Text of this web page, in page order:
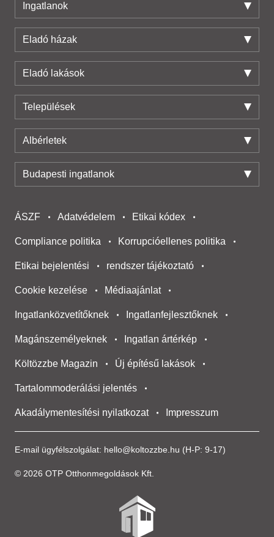
Ingatlanok
Eladó házak
Eladó lakások
Települések
Albérletek
Budapesti ingatlanok
E-mail ügyfélszolgálat: hello@koltozzbe.hu (H-P: 9-17)
© 2026 OTP Otthonmegoldások Kft.
ÁSZF Adatvédelem Etikai kódex
Compliance politika Korrupcióellenes politika
Etikai bejelentési rendszer tájékoztató
Cookie kezelése Médiaajánlat
Ingatlanközvetítőknek Ingatlanfejlesztőknek
Magánszemélyeknek Ingatlan ártérkép
Költözzbe Magazin Új építésű lakások
Tartalommoderálási jelentés
Akadálymentesítési nyilatkozat Impresszum